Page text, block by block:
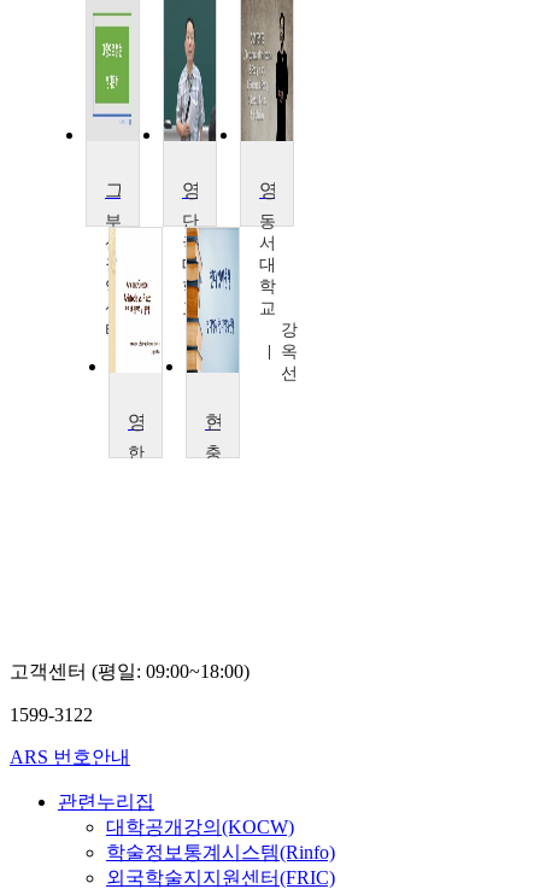
부
산
권
역
센
터
강
단
국
대
학
교
오
석
동
서
대
학
교
강
옥
선
한
만
충
고객센터 (평일: 09:00~18:00)
1599-3122
ARS 번호안내
관련누리집
대학공개강의(KOCW)
학술정보통계시스템(Rinfo)
외국학술지지원센터(FRIC)